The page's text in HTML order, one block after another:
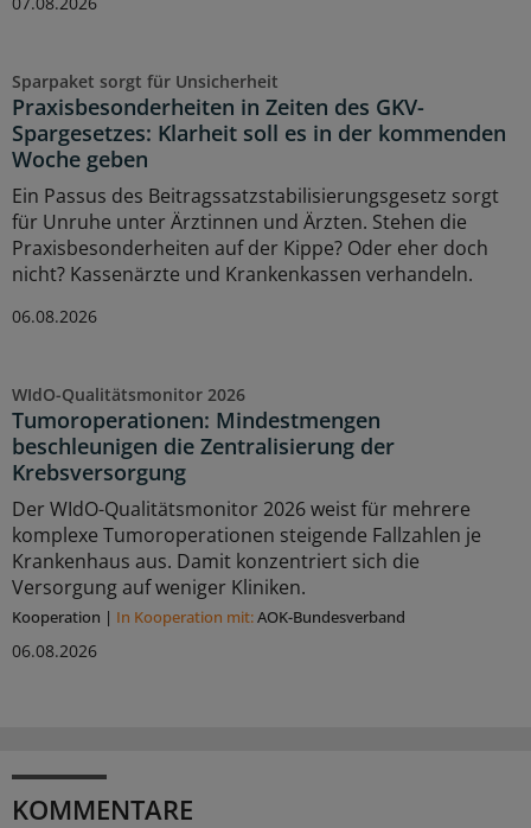
Sparpaket sorgt für Unsicherheit
Praxisbesonderheiten in Zeiten des GKV-
Spargesetzes: Klarheit soll es in der kommenden
Woche geben
Ein Passus des Beitragssatzstabilisierungsgesetz sorgt
für Unruhe unter Ärztinnen und Ärzten. Stehen die
Praxisbesonderheiten auf der Kippe? Oder eher doch
nicht? Kassenärzte und Krankenkassen verhandeln.
06.08.2026
WIdO-Qualitätsmonitor 2026
Tumoroperationen: Mindestmengen
beschleunigen die Zentralisierung der
Krebsversorgung
Der WIdO-Qualitätsmonitor 2026 weist für mehrere
komplexe Tumoroperationen steigende Fallzahlen je
Krankenhaus aus. Damit konzentriert sich die
Versorgung auf weniger Kliniken.
Kooperation | In Kooperation mit:AOK-Bundesverband
06.08.2026
KOMMENTARE